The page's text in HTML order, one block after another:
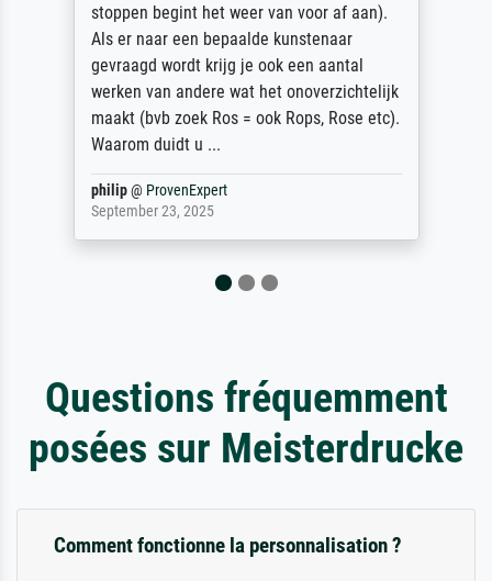
Überraschung für die normannische
Ehefrau sein zum Hochzeits- gleichzeitig
auch Geburtstag sein) doch nach zu Hause
zugestellt wurde.
Jürgen@ProvenExpert
April 22, 2026
Questions fréquemment
posées sur Meisterdrucke
Comment fonctionne la personnalisation ?